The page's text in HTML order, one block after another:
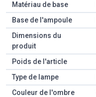
Matériau de base
Base de l'ampoule
Dimensions du
produit
Poids de l'article
Type de lampe
Couleur de l'ombre